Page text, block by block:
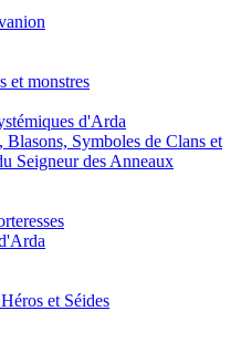
et monstres
d'Arda
Blasons, Symboles de Clans et
Seigneur des Anneaux
et Séides